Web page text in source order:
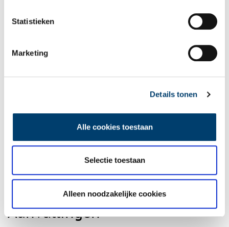
Statistieken
Marketing
Details tonen
Alle cookies toestaan
Selectie toestaan
Alleen noodzakelijke cookies
Publicatiedatum: 13/03/2026
Wilt u op de hoogte blijven van de mooiste verhalen en het
laatste erfgoednieuws? Schrijf u dan nu in voor onze
wekelijkse nieuwsbrief!
Bij inschrijving gaat u akkoord met onsprivacybeleid.
Aanvullingen